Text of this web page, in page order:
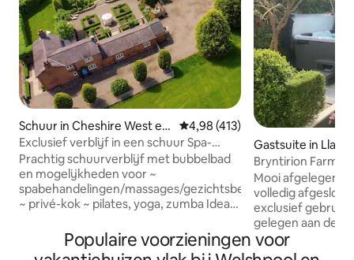
Schuur in Cheshire West en
Chester
Gemiddelde beoordeling van
4,98 (413)
Exclusief verblijf in een schuur Spa-
behandelingen en chef-kok ter plaatse
Prachtig schuurverblijf met bubbelbad
en mogelijkheden voor ~
spabehandelingen/massages/gezichtsbehandelingen
~ privé-kok ~ pilates, yoga, zumba Ideaal
terrein van het historische Oulton
Smithy. Dicht bij het racecircuit Oulton
Gastsuite in
nion
Bryntirion
Hot Tub
Mooi afgelegen
volledig
exclusief gebruik
gelegen aan de
Caereinion.
boerderij met
Populaire voorzieningen voor